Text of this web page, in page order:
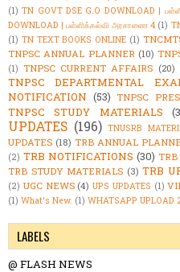
(1) TN GOVT DSE G.O DOWNLOAD |
DOWNLOAD | பள்ளிக்கல்வி அரசாணை 4 (1)
(1) TN TEXT BOOKS ONLINE (1)
TNPSC ANNUAL PLANNER (10)
(1) TNPSC CURRENT AFFAIRS (20)
TNPSC DEPARTMENTAL
NOTIFICATION (53) TNPSC
TNPSC STUDY MATERIALS
UPDATES (196) TNUSRB
UPDATES (18) TRB ANNUAL
(2) TRB NOTIFICATIONS (30) TRB
TRB STUDY MATERIALS (3) TRB
(2) UGC NEWS (4) UPS UPDATES (1)
(1) What's New. (1) WHATSAPP UPLOAD
LABELS
@ FLASH NEWS